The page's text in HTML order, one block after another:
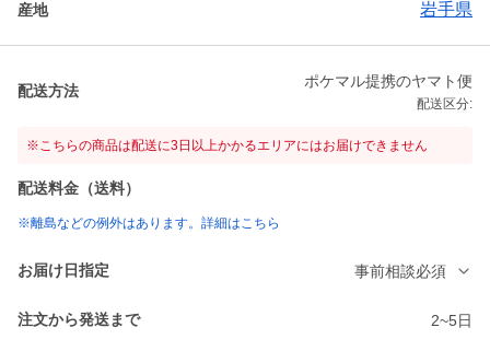
産地 岩手県
配送方法
ポケマル提携のヤマト便
配送区分:
※こちらの商品は配送に3日以上かかるエリアにはお届けできません
配送料金（送料）
※離島などの例外はあります。詳細はこちら
お届け日指定 事前相談必須
注文から発送まで 2~5日